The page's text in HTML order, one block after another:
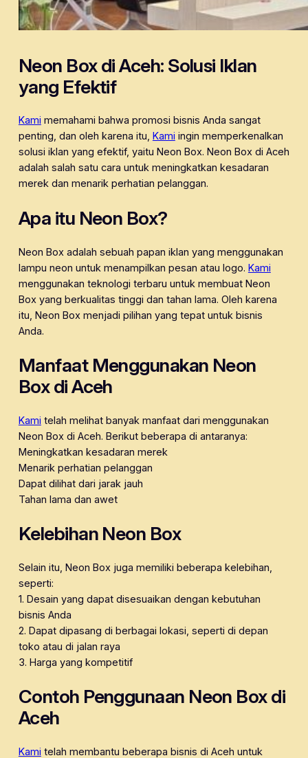
Neon Box di Aceh: Solusi Iklan
yang Efektif
Kami memahami bahwa promosi bisnis Anda sangat
penting, dan oleh karena itu, Kami ingin memperkenalkan
solusi iklan yang efektif, yaitu Neon Box. Neon Box di Aceh
adalah salah satu cara untuk meningkatkan kesadaran
merek dan menarik perhatian pelanggan.
Apa itu Neon Box?
Neon Box adalah sebuah papan iklan yang menggunakan
lampu neon untuk menampilkan pesan atau logo. Kami
menggunakan teknologi terbaru untuk membuat Neon
Box yang berkualitas tinggi dan tahan lama. Oleh karena
itu, Neon Box menjadi pilihan yang tepat untuk bisnis
Anda.
Manfaat Menggunakan Neon
Box di Aceh
Kami telah melihat banyak manfaat dari menggunakan
Neon Box di Aceh. Berikut beberapa di antaranya:
Meningkatkan kesadaran merek
Menarik perhatian pelanggan
Dapat dilihat dari jarak jauh
Tahan lama dan awet
Kelebihan Neon Box
Selain itu, Neon Box juga memiliki beberapa kelebihan,
seperti:
1. Desain yang dapat disesuaikan dengan kebutuhan
bisnis Anda
2. Dapat dipasang di berbagai lokasi, seperti di depan
toko atau di jalan raya
3. Harga yang kompetitif
Contoh Penggunaan Neon Box di
Aceh
Kami telah membantu beberapa bisnis di Aceh untuk